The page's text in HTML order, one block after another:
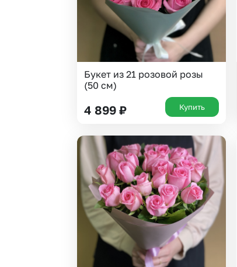
Букет из 21 розовой розы
(50 см)
4 899 ₽ Купить